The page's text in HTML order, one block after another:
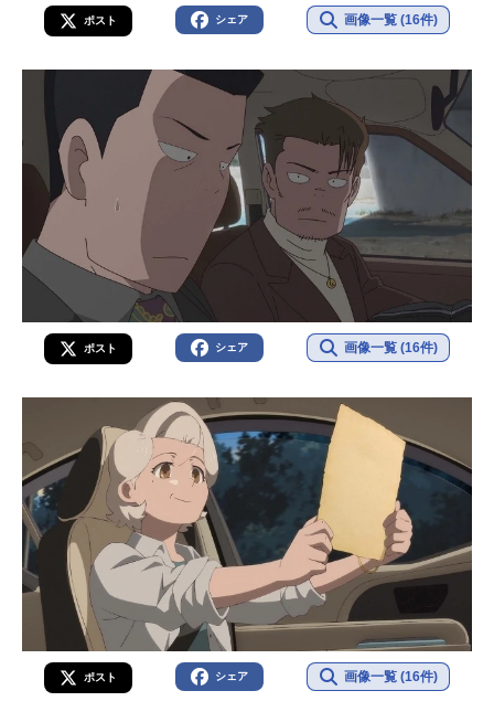
ポスト シェア 画像一覧 (16件)
ポスト シェア 画像一覧 (16件)
ポスト シェア 画像一覧 (16件)